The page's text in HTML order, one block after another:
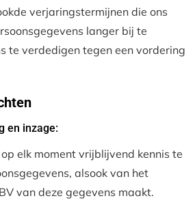
verjaringstermijnen die ons
langer bij te
te verdedigen tegen een vordering
en inzage:
elk moment vrijblijvend kennis te
alsook van het
van deze gegevens maakt.